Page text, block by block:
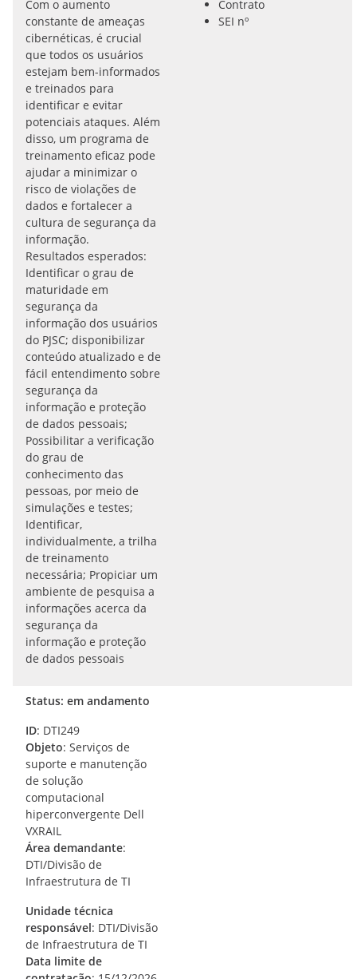
Com o aumento
constante de ameaças
cibernéticas, é crucial
que todos os usuários
estejam bem-informados
e treinados para
identificar e evitar
potenciais ataques. Além
disso, um programa de
treinamento eficaz pode
ajudar a minimizar o
risco de violações de
dados e fortalecer a
cultura de segurança da
informação.
Resultados esperados:
Identificar o grau de
maturidade em
segurança da
informação dos usuários
do PJSC; disponibilizar
conteúdo atualizado e de
fácil entendimento sobre
segurança da
informação e proteção
de dados pessoais;
Possibilitar a verificação
do grau de
conhecimento das
pessoas, por meio de
simulações e testes;
Identificar,
individualmente, a trilha
de treinamento
necessária; Propiciar um
ambiente de pesquisa a
informações acerca da
segurança da
informação e proteção
de dados pessoais
Contrato
SEI nº
Status: em andamento
ID: DTI249
Objeto: Serviços de
suporte e manutenção
de solução
computacional
hiperconvergente Dell
VXRAIL
Área demandante:
DTI/Divisão de
Infraestrutura de TI
Unidade técnica
responsável: DTI/Divisão
de Infraestrutura de TI
Data limite de